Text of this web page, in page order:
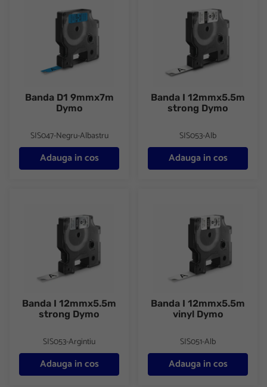
Banda D1 9mmx7m
Dymo
SIS047-Negru-Albastru
Adauga in cos
Banda I 12mmx5.5m
strong Dymo
SIS053-Alb
Adauga in cos
Banda I 12mmx5.5m
strong Dymo
SIS053-Argintiu
Adauga in cos
Banda I 12mmx5.5m
vinyl Dymo
SIS051-Alb
Adauga in cos